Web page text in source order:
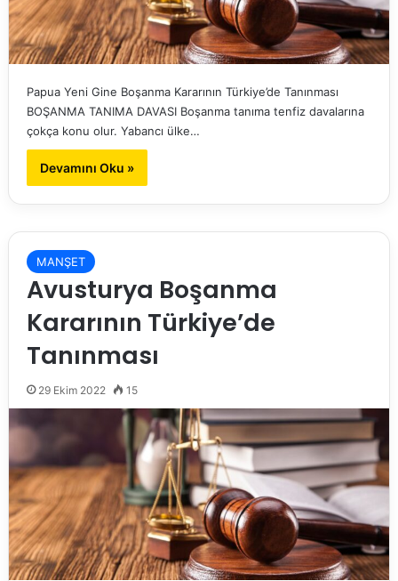
Papua Yeni Gine Boşanma Kararının Türkiye’de Tanınması
BOŞANMA TANIMA DAVASI Boşanma tanıma tenfiz davalarına
çokça konu olur. Yabancı ülke…
Devamını Oku »
MANŞET
Avusturya Boşanma
Kararının Türkiye’de
Tanınması
29 Ekim 2022 15